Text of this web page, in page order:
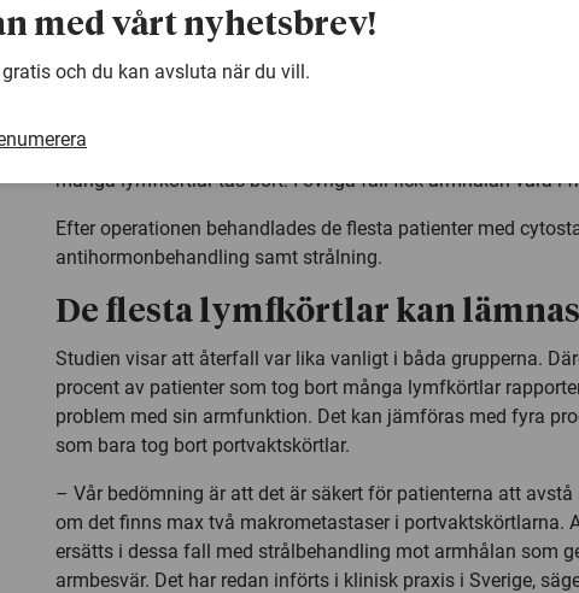
Nu har en stor studie utrett läget för större metastaser.
från Karolinska institutet omfattar nära 2 800 patienter från
hade metastaser som var större än två millimeter i
En grupp patienter fick göra en så kallad axillutrymning, som
många lymfkörtlar tas bort. I övriga fall fick armhålan vara i
Efter operationen behandlades de flesta patienter med
antihormonbehandling samt strålning.
De flesta lymfkörtlar kan lämnas
Studien visar att återfall var lika vanligt i båda grupperna.
procent av patienter som tog bort många lymfkörtlar
problem med sin armfunktion. Det kan jämföras med fyra
som bara tog bort portvaktskörtlar.
– Vår bedömning är att det är säkert för patienterna att
om det finns max två makrometastaser i portvaktskörtlarna.
ersätts i dessa fall med strålbehandling mot armhålan som
armbesvär. Det har redan införts i klinisk praxis i Sverige,
med vårt nyhetsbrev!
gratis och du kan avsluta när du vill.